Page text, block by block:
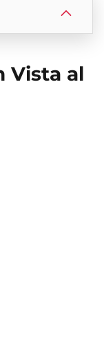
Vista al